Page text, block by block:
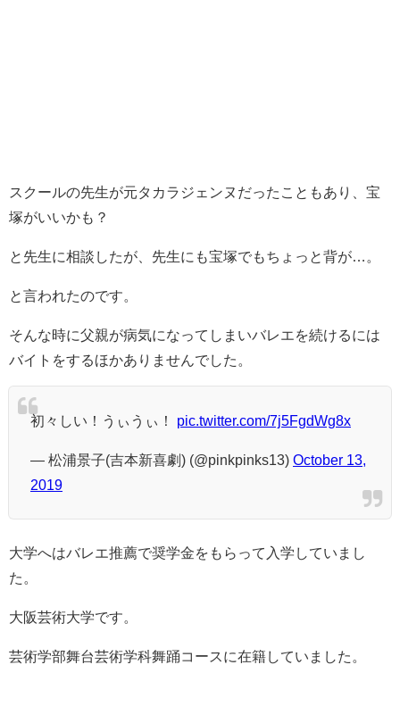
スクールの先生が元タカラジェンヌだったこともあり、宝
塚がいいかも？
と先生に相談したが、先生にも宝塚でもちょっと背が…。
と言われたのです。
そんな時に父親が病気になってしまいバレエを続けるには
バイトをするほかありませんでした。
初々しい！うぃうぃ！ pic.twitter.com/7j5FgdWg8x
— 松浦景子(吉本新喜劇) (@pinkpinks13) October 13,
2019
大学へはバレエ推薦で奨学金をもらって入学していまし
た。
大阪芸術大学です。
芸術学部舞台芸術学科舞踊コースに在籍していました。